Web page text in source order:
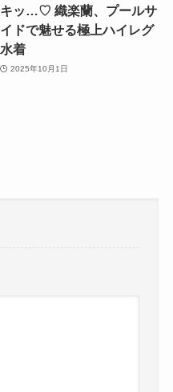
キッ…♡ 織楽蘭、プールサ
イドで魅せる極上ハイレグ
水着
2025年10月1日